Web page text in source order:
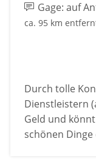
Gage: auf
ca. 95 km
Durch tolle
Dienstleistern
Geld und
schönen